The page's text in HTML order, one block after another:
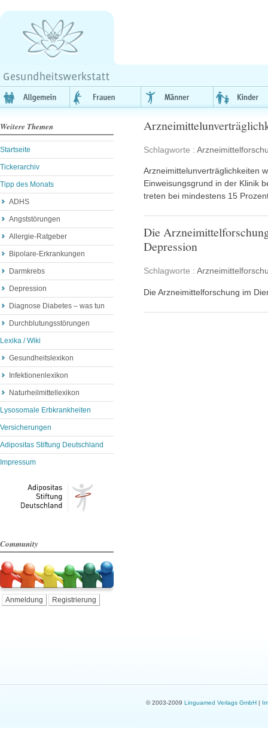
Weitere Themen
Startseite
Tickerarchiv
Tipp des Monats
ADHS
Angststörungen
Allergie-Ratgeber
Bipolare-Erkrankungen
Darmkrebs
Depression
Diagnose Diabetes – was tun
Durchblutungsstörungen
Lexika / Wiki
Gesundheitslexikon
Infektionenlexikon
Naturheilmittellexikon
Lysosomale Erbkrankheiten
Versicherungen
Adipositas Stiftung Deutschland
Impressum
Community
Anmeldung Registrierung
Schlagworte :
Arzneimittelunverträglichkeiten
Einweisungsgrund in der Klinik
treten bei mindestens 15
Die
Depression
Schlagworte :
Die Arzneimittelforschung im
© 2003-2009 Linguamed Verlags GmbH|